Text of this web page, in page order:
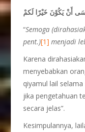
أَنْ يَكُوْنَ خَيْرًا لَكمْ
“Semoga
pent.)[1] menjadi
Karena
menyebabkan
qiyamul lail
jika pengetahuan
secara jelas”.
Kesimpulannya,